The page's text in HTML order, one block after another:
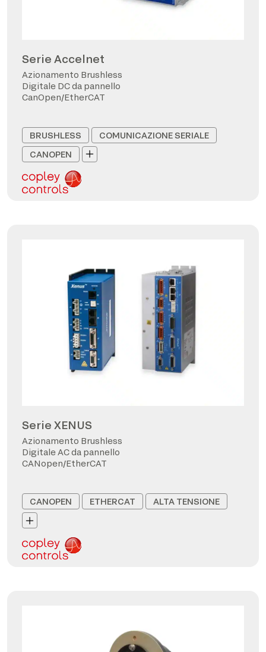
Serie Accelnet
Azionamento Brushless
Digitale DC da pannello
CanOpen/EtherCAT
BRUSHLESS
COMUNICAZIONE SERIALE
CANOPEN
Serie XENUS
Azionamento Brushless
Digitale AC da pannello
CANopen/EtherCAT
CANOPEN ETHERCAT ALTA TENSIONE